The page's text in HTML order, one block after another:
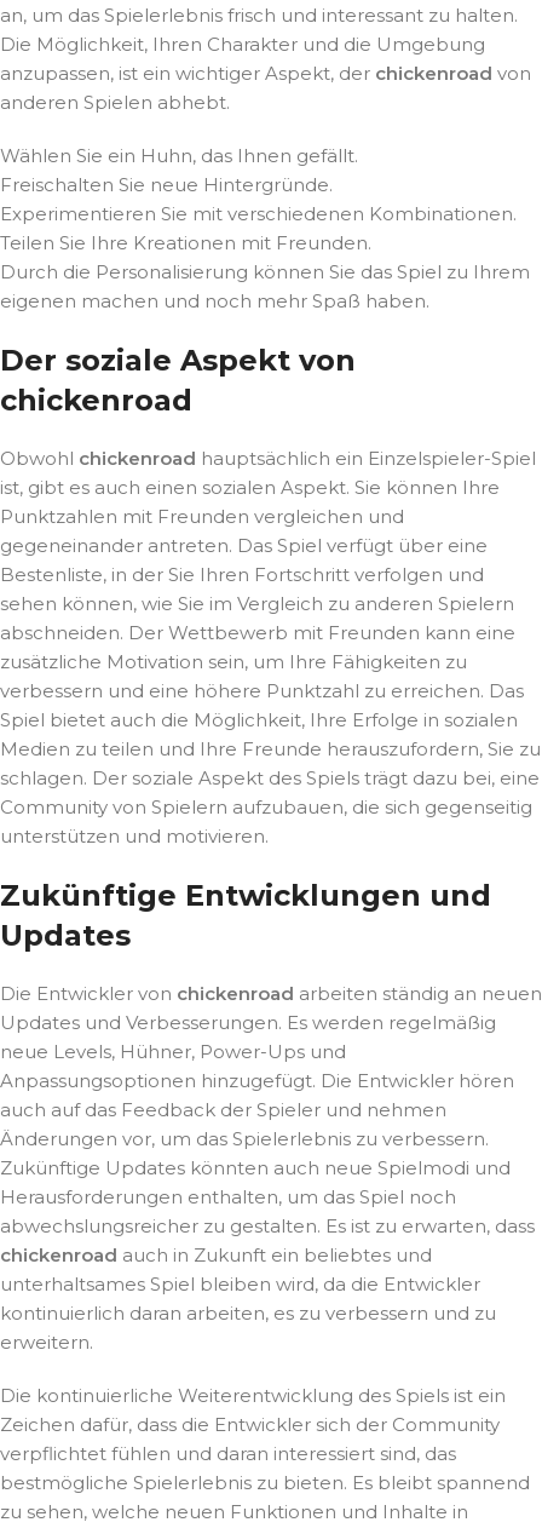
an, um das Spielerlebnis frisch und interessant zu halten.
Die Möglichkeit, Ihren Charakter und die Umgebung
anzupassen, ist ein wichtiger Aspekt, der chickenroad von
anderen Spielen abhebt.
Wählen Sie ein Huhn, das Ihnen gefällt.
Freischalten Sie neue Hintergründe.
Experimentieren Sie mit verschiedenen Kombinationen.
Teilen Sie Ihre Kreationen mit Freunden.
Durch die Personalisierung können Sie das Spiel zu Ihrem
eigenen machen und noch mehr Spaß haben.
Der soziale Aspekt von
chickenroad
Obwohl chickenroad hauptsächlich ein Einzelspieler-Spiel
ist, gibt es auch einen sozialen Aspekt. Sie können Ihre
Punktzahlen mit Freunden vergleichen und
gegeneinander antreten. Das Spiel verfügt über eine
Bestenliste, in der Sie Ihren Fortschritt verfolgen und
sehen können, wie Sie im Vergleich zu anderen Spielern
abschneiden. Der Wettbewerb mit Freunden kann eine
zusätzliche Motivation sein, um Ihre Fähigkeiten zu
verbessern und eine höhere Punktzahl zu erreichen. Das
Spiel bietet auch die Möglichkeit, Ihre Erfolge in sozialen
Medien zu teilen und Ihre Freunde herauszufordern, Sie zu
schlagen. Der soziale Aspekt des Spiels trägt dazu bei, eine
Community von Spielern aufzubauen, die sich gegenseitig
unterstützen und motivieren.
Zukünftige Entwicklungen und
Updates
Die Entwickler von chickenroad arbeiten ständig an neuen
Updates und Verbesserungen. Es werden regelmäßig
neue Levels, Hühner, Power-Ups und
Anpassungsoptionen hinzugefügt. Die Entwickler hören
auch auf das Feedback der Spieler und nehmen
Änderungen vor, um das Spielerlebnis zu verbessern.
Zukünftige Updates könnten auch neue Spielmodi und
Herausforderungen enthalten, um das Spiel noch
abwechslungsreicher zu gestalten. Es ist zu erwarten, dass
chickenroad auch in Zukunft ein beliebtes und
unterhaltsames Spiel bleiben wird, da die Entwickler
kontinuierlich daran arbeiten, es zu verbessern und zu
erweitern.
Die kontinuierliche Weiterentwicklung des Spiels ist ein
Zeichen dafür, dass die Entwickler sich der Community
verpflichtet fühlen und daran interessiert sind, das
bestmögliche Spielerlebnis zu bieten. Es bleibt spannend
zu sehen, welche neuen Funktionen und Inhalte in